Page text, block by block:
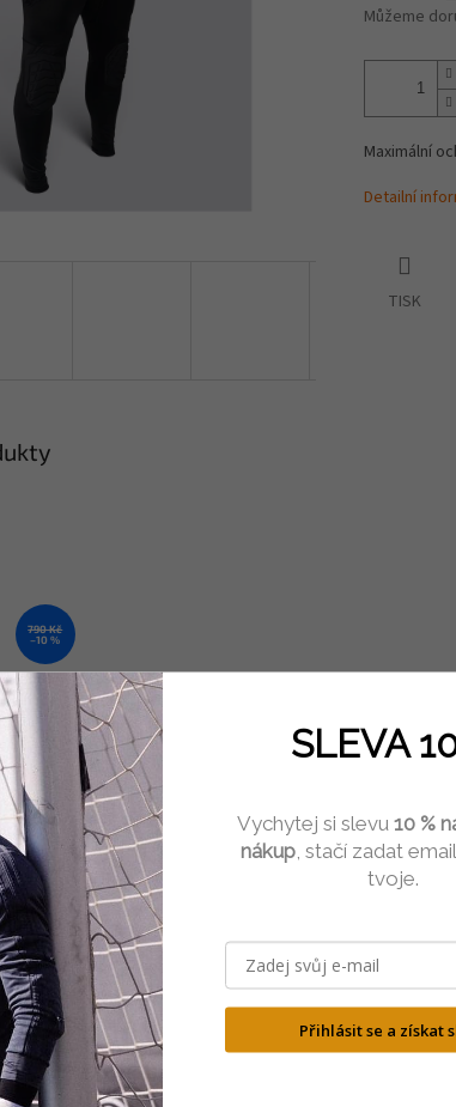
Můžeme
Maximální
Detailní
TISK
790 Kč
–10 %
(1 ks)
DETAIL
Diskuze
Tyto trenýrky obsahují 7,5mm EVA pěnové výztuhy,
SLEVA
Vychytej si slevu 10 %
nákup , stačí zadat
tvoje.
Přihlásit se a získat